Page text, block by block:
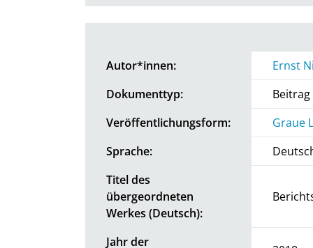
Autor*innen:
Ernst
Dokumenttyp:
Veröffentlichungsform:
Graue
Sprache:
Titel des
übergeordneten
Werkes (Deutsch):
Jahr der